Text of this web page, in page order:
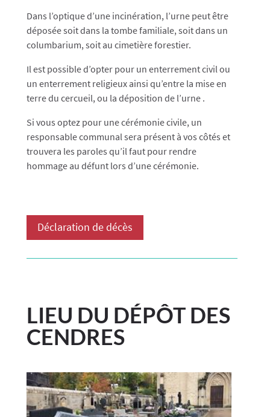
Dans l’optique d’une incinération, l’urne peut être
déposée soit dans la tombe familiale, soit dans un
columbarium, soit au cimetière forestier.
Il est possible d’opter pour un enterrement civil ou
un enterrement religieux ainsi qu’entre la mise en
terre du cercueil, ou la déposition de l’urne .
Si vous optez pour une cérémonie civile, un
responsable communal sera présent à vos côtés et
trouvera les paroles qu’il faut pour rendre
hommage au défunt lors d’une cérémonie.
Déclaration de décès
LIEU DU DÉPÔT DES
CENDRES